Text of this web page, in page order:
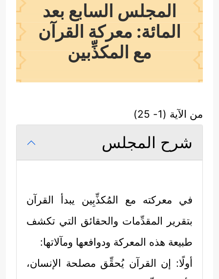
المجلس السابع بعد
المائة: معركة القرآن
مع المكذِّبين
من الآية (1- 25)
شرح المجلس
في معركته مع المُكذِّبِين يبدأ القرآن
بتقرير المقدِّمات والحقائق التي تكشف
طبيعة هذه المعركة ودوافعها ومآلاتها:
أولًا: إن القرآن يُحقِّق مصلحة الإنسان،